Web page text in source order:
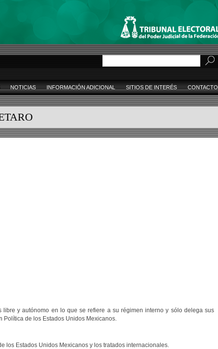
NOTICIAS INFORMACIÓN ADICIONAL SITIOS DE INTERÉS CONTACTO
y autónomo en lo que se refiere a su régimen interno y sólo delega sus
Política de los Estados Unidos Mexicanos.
los Estados Unidos Mexicanos y los tratados internacionales.